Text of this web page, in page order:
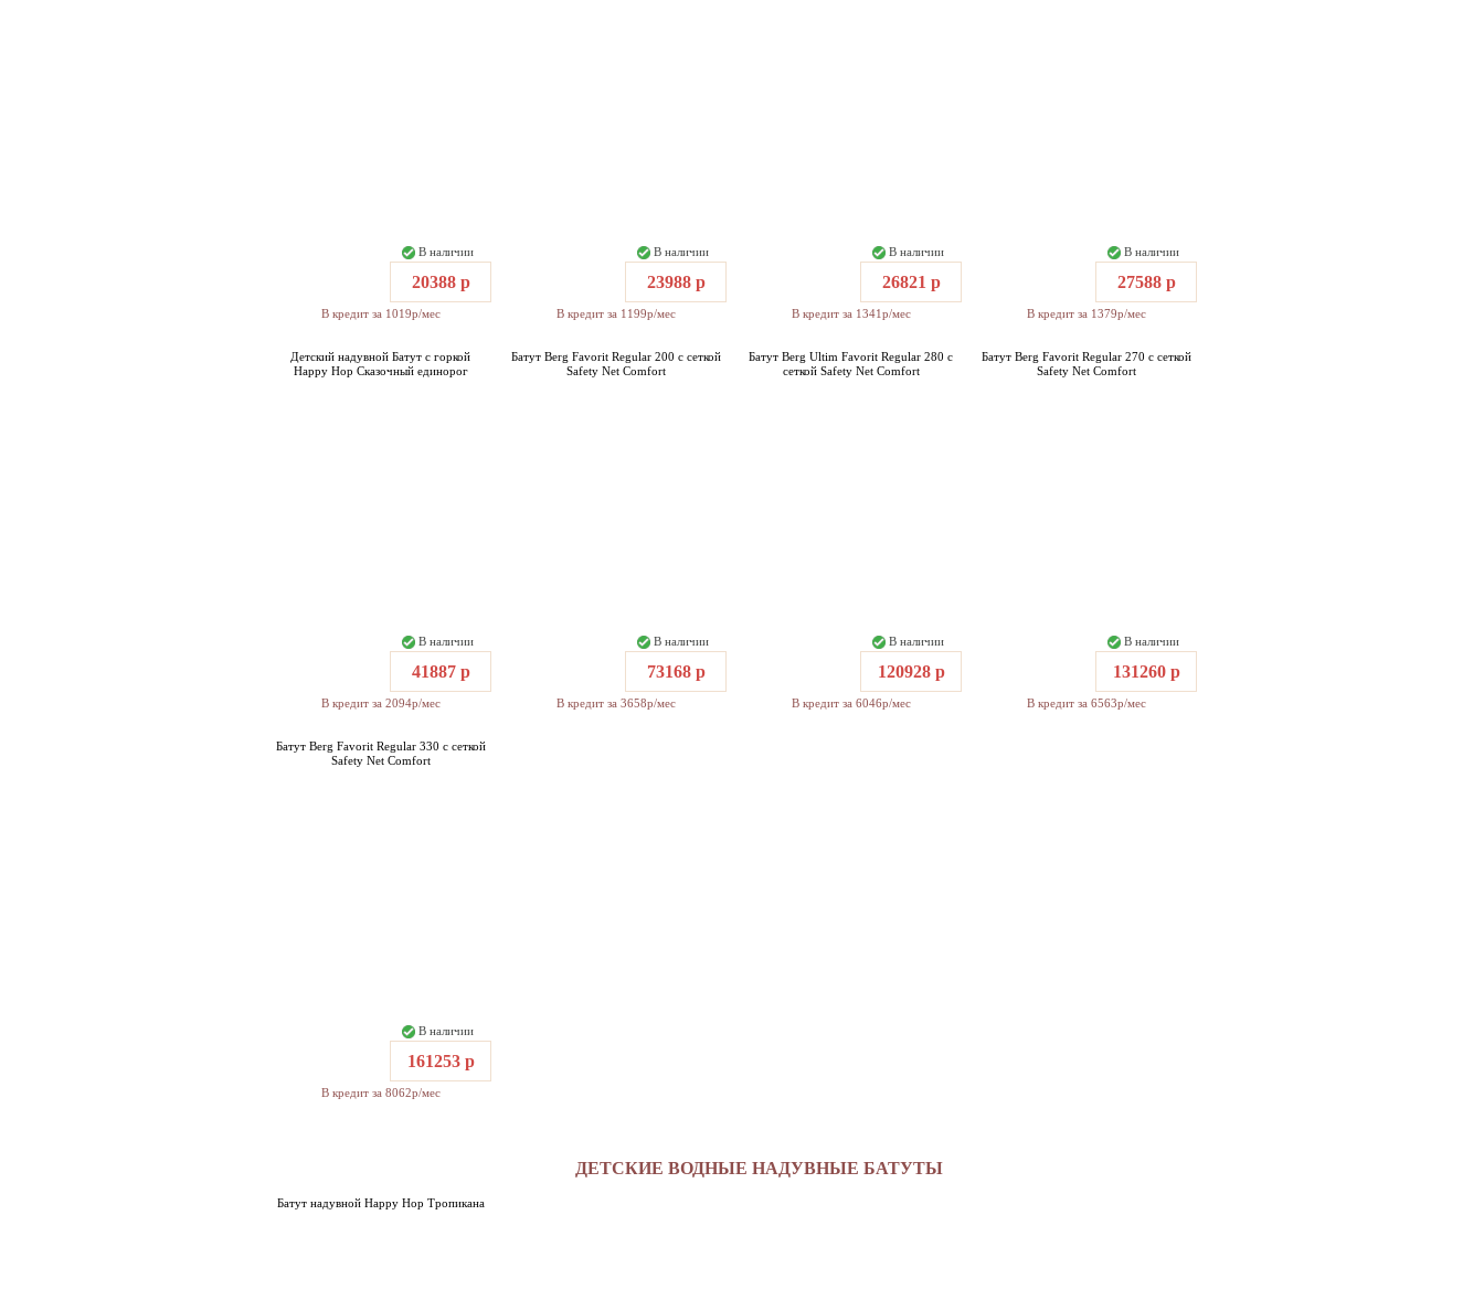
В наличии
20388 р
В кредит за 1019р/мес
В наличии
23988 р
В кредит за 1199р/мес
В наличии
26821 р
В кредит за 1341р/мес
В наличии
27588 р
В кредит за 1379р/мес
Детский надувной Батут с горкой
Happy Hop Сказочный единорог
В наличии
41887 р
В кредит за 2094р/мес
Батут Berg Favorit Regular 200 с сеткой
Safety Net Comfort
В наличии
73168 р
В кредит за 3658р/мес
Батут Berg Ultim Favorit Regular 280 с
сеткой Safety Net Comfort
В наличии
120928 р
В кредит за 6046р/мес
Батут Berg Favorit Regular 270 с сеткой
Safety Net Comfort
В наличии
131260 р
В кредит за 6563р/мес
Батут Berg Favorit Regular 330 с сеткой
Safety Net Comfort
В наличии
161253 р
В кредит за 8062р/мес
ДЕТСКИЕ ВОДНЫЕ НАДУВНЫЕ БАТУТЫ
Батут надувной Happy Hop Тропикана